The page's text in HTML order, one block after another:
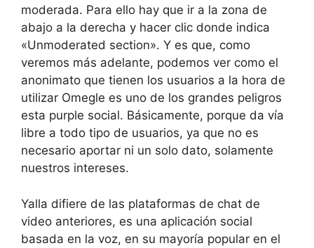
moderada. Para ello hay que ir a la zona de
abajo a la derecha y hacer clic donde indica
«Unmoderated section». Y es que, como
veremos más adelante, podemos ver como el
anonimato que tienen los usuarios a la hora de
utilizar Omegle es uno de los grandes peligros
esta purple social. Básicamente, porque da vía
libre a todo tipo de usuarios, ya que no es
necesario aportar ni un solo dato, solamente
nuestros intereses.
Yalla difiere de las plataformas de chat de
video anteriores, es una aplicación social
basada en la voz, en su mayoría popular en el